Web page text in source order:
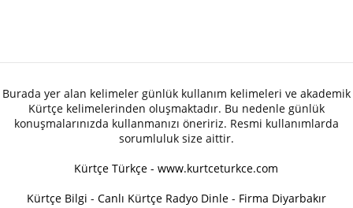
Burada yer alan kelimeler günlük kullanım kelimeleri ve akademik
Kürtçe kelimelerinden oluşmaktadır. Bu nedenle günlük
konuşmalarınızda kullanmanızı öneririz. Resmi kullanımlarda
sorumluluk size aittir.
Kürtçe Türkçe - www.kurtceturkce.com
Kürtçe Bilgi - Canlı Kürtçe Radyo Dinle - Firma Diyarbakır